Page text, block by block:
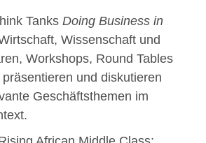
Tanks Doing Business in
Wissenschaft und
Workshops, Round Tables
und diskutieren
Geschäftsthemen im